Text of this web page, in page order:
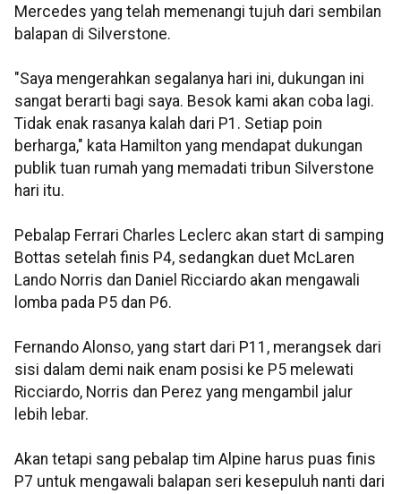
Mercedes yang telah memenangi tujuh dari sembilan
balapan di Silverstone.
"Saya mengerahkan segalanya hari ini, dukungan ini
sangat berarti bagi saya. Besok kami akan coba lagi.
Tidak enak rasanya kalah dari P1. Setiap poin
berharga," kata Hamilton yang mendapat dukungan
publik tuan rumah yang memadati tribun Silverstone
hari itu.
Pebalap Ferrari Charles Leclerc akan start di samping
Bottas setelah finis P4, sedangkan duet McLaren
Lando Norris dan Daniel Ricciardo akan mengawali
lomba pada P5 dan P6.
Fernando Alonso, yang start dari P11, merangsek dari
sisi dalam demi naik enam posisi ke P5 melewati
Ricciardo, Norris dan Perez yang mengambil jalur
lebih lebar.
Akan tetapi sang pebalap tim Alpine harus puas finis
P7 untuk mengawali balapan seri kesepuluh nanti dari